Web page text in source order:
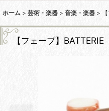
ホーム > 芸術・楽器 > 音楽・楽器 >
【フェーブ】BATTERIE